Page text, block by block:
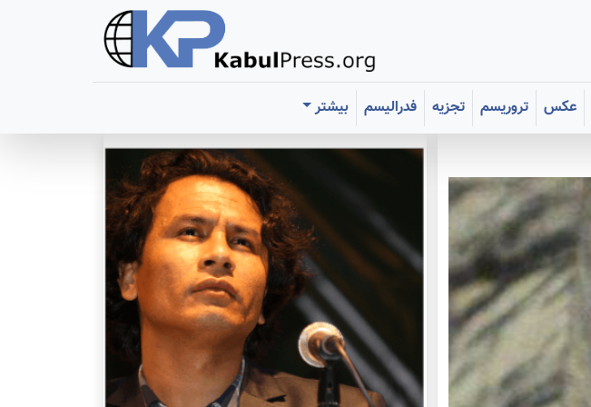
عکس تروریسم تجزیه فدرالیسم
بیشتر